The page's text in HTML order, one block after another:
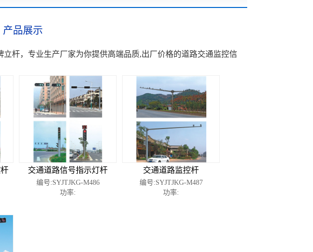
产品展示
杆，专业生产厂家为你提供高端品质,出厂价格的道路交通监控信
交通道路信号指示灯杆
编号:SYJTJKG-M486
功率:
交通道路监控杆
编号:SYJTJKG-M487
功率: